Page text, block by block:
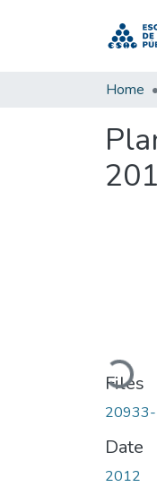
Home
Loading...
Files
Date
2012